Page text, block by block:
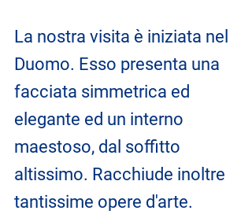
La nostra visita è iniziata nel
Duomo. Esso presenta una
facciata simmetrica ed
elegante ed un interno
maestoso, dal soffitto
altissimo. Racchiude inoltre
tantissime opere d'arte.